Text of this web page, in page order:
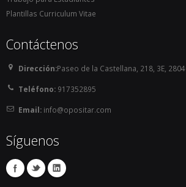
Plantillas Curriculum Vitae
Contáctenos
Dirección:Paseo de la Castellana, 218, 3E,
Teléfono: 917352895
Email:info@opositar.com
Síguenos